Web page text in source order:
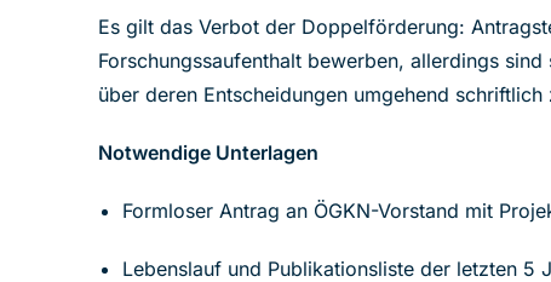
Es gilt das Verbot der Doppelförderung:
Forschungssaufenthalt bewerben, allerdings
über deren Entscheidungen umgehend
Notwendige Unterlagen
Formloser Antrag an ÖGKN-Vorstand mit
Lebenslauf und Publikationsliste der letzten 5